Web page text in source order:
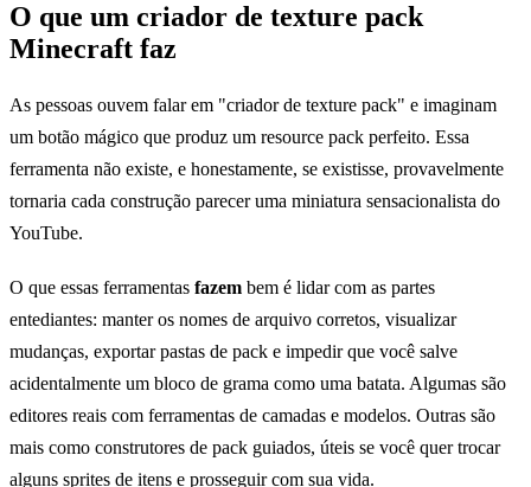
O que um criador de texture pack
Minecraft faz
As pessoas ouvem falar em "criador de texture pack" e imaginam
um botão mágico que produz um resource pack perfeito. Essa
ferramenta não existe, e honestamente, se existisse, provavelmente
tornaria cada construção parecer uma miniatura sensacionalista do
YouTube.
O que essas ferramentas fazem bem é lidar com as partes
entediantes: manter os nomes de arquivo corretos, visualizar
mudanças, exportar pastas de pack e impedir que você salve
acidentalmente um bloco de grama como uma batata. Algumas são
editores reais com ferramentas de camadas e modelos. Outras são
mais como construtores de pack guiados, úteis se você quer trocar
alguns sprites de itens e prosseguir com sua vida.